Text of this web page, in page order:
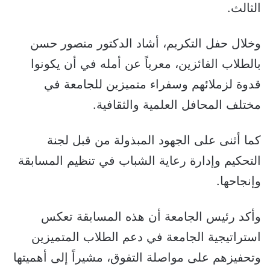
الثالث.
وخلال حفل التكريم، أشاد الدكتور منصور حسن
بالطلاب الفائزين، معرباً عن أمله في أن يكونوا
قدوة لزملائهم وسفراء متميزين للجامعة في
مختلف المحافل العلمية والثقافية.
كما أثنى على الجهود المبذولة من قبل لجنة
التحكيم وإدارة رعاية الشباب في تنظيم المسابقة
وإنجاحها.
وأكد رئيس الجامعة أن هذه المسابقة تعكس
استراتيجية الجامعة في دعم الطلاب المتميزين
وتحفيزهم على مواصلة التفوق، مشيراً إلى أهميتها